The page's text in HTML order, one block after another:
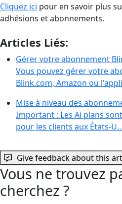
Cliquez ici pour en savoir plus
adhésions et abonnements.
Articles Liés:
Gérer votre abonnement
Vous pouvez gérer votre
Blink.com, Amazon ou
Mise à niveau des
Important : Les Ai plans
pour les clients aux États-
Give feedback about this
Vous ne trouvez
cherchez ?